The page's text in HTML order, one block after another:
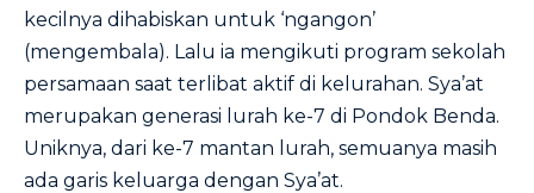
kecilnya dihabiskan untuk ‘ngangon’
(mengembala). Lalu ia mengikuti program sekolah
persamaan saat terlibat aktif di kelurahan. Sya’at
merupakan generasi lurah ke-7 di Pondok Benda.
Uniknya, dari ke-7 mantan lurah, semuanya masih
ada garis keluarga dengan Sya’at.